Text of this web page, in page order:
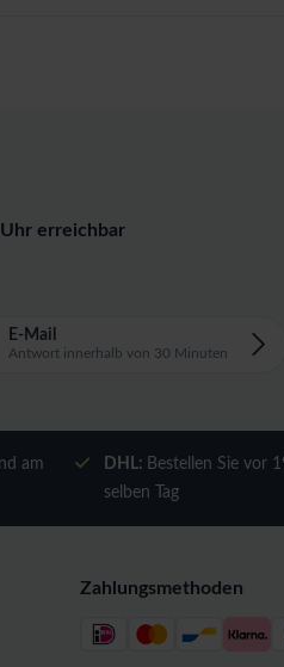
erreichbar
E-Mail
Antwort innerhalb von 30 Minuten
am
DHL: Bestellen Sie vor
selben Tag
Zahlungsmethoden